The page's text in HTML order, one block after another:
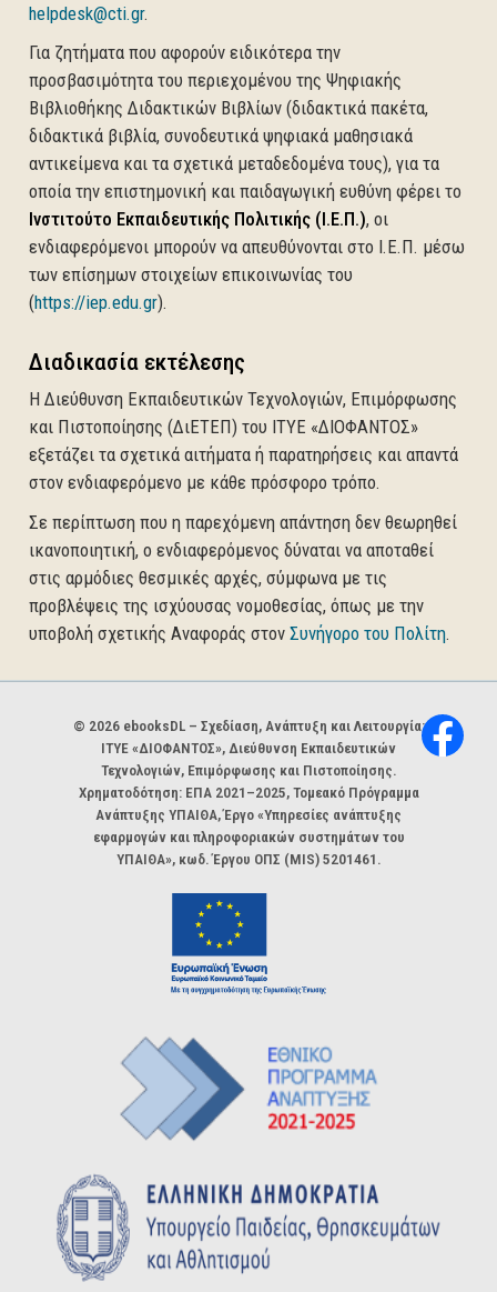
helpdesk@cti.gr.
Για ζητήματα που αφορούν ειδικότερα την
προσβασιμότητα του περιεχομένου της Ψηφιακής
Βιβλιοθήκης Διδακτικών Βιβλίων (διδακτικά πακέτα,
διδακτικά βιβλία, συνοδευτικά ψηφιακά μαθησιακά
αντικείμενα και τα σχετικά μεταδεδομένα τους), για τα
οποία την επιστημονική και παιδαγωγική ευθύνη φέρει το
Ινστιτούτο Εκπαιδευτικής Πολιτικής (Ι.Ε.Π.), οι
ενδιαφερόμενοι μπορούν να απευθύνονται στο Ι.Ε.Π. μέσω
των επίσημων στοιχείων επικοινωνίας του
(https://iep.edu.gr(ανοίγει σε νέα καρτέλα)
).
Διαδικασία εκτέλεσης
Η Διεύθυνση Εκπαιδευτικών Τεχνολογιών, Επιμόρφωσης
και Πιστοποίησης (ΔιΕΤΕΠ) του ΙΤΥΕ «ΔΙΟΦΑΝΤΟΣ»
εξετάζει τα σχετικά αιτήματα ή παρατηρήσεις και απαντά
στον ενδιαφερόμενο με κάθε πρόσφορο τρόπο.
Σε περίπτωση που η παρεχόμενη απάντηση δεν θεωρηθεί
ικανοποιητική, ο ενδιαφερόμενος δύναται να αποταθεί
στις αρμόδιες θεσμικές αρχές, σύμφωνα με τις
προβλέψεις της ισχύουσας νομοθεσίας, όπως με την
υποβολή σχετικής Αναφοράς στονΣυνήγορο του Πολίτη.
Χορηγοί και φορείς
© 2026 ebooksDL – Σχεδίαση, Ανάπτυξη και Λειτουργία:
ΙΤΥΕ «ΔΙΟΦΑΝΤΟΣ», Διεύθυνση Εκπαιδευτικών
Τεχνολογιών, Επιμόρφωσης και Πιστοποίησης.
Χρηματοδότηση: ΕΠΑ 2021–2025, Τομεακό Πρόγραμμα
Ανάπτυξης ΥΠΑΙΘΑ, Έργο «Υπηρεσίες ανάπτυξης
εφαρμογών και πληροφοριακών συστημάτων του
ΥΠΑΙΘΑ», κωδ. Έργου ΟΠΣ (MIS) 5201461.